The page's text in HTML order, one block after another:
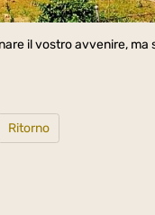
il vostro avvenire,
Ritorno